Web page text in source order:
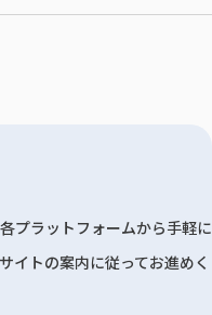
プラットフォームから手軽に
イトの案内に従ってお進めく